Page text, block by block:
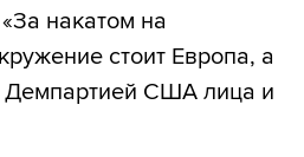
накатом на
стоит Европа, а
Демпартией США лица и